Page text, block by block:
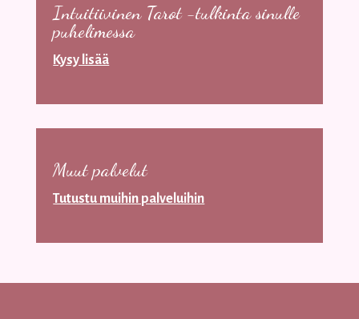
Intuitiivinen Tarot -tulkinta sinulle
puhelimessa
Kysy lisää
Muut palvelut
Tutustu muihin palveluihin